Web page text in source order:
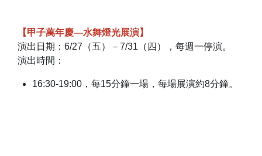
【甲子萬年慶—水舞燈光展演】
演出日期：6/27（五）－7/31（四），每週一停演。
演出時間：
16:30-19:00，每15分鐘一場，每場展演約8分鐘。